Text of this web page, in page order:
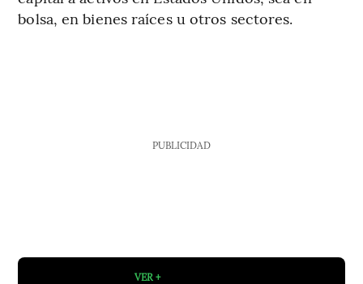
bolsa, en bienes raíces u otros sectores.
PUBLICIDAD
VER +